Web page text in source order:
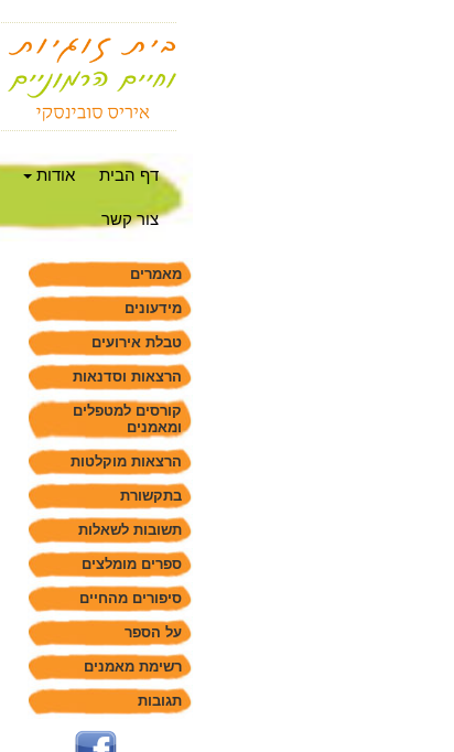
דף הבית אודות
צור קשר
מאמרים
מידעונים
טבלת אירועים
הרצאות וסדנאות
קורסים למטפלים
ומאמנים
הרצאות מוקלטות
בתקשורת
תשובות לשאלות
ספרים מומלצים
סיפורים מהחיים
על הספר
רשימת מאמנים
תגובות